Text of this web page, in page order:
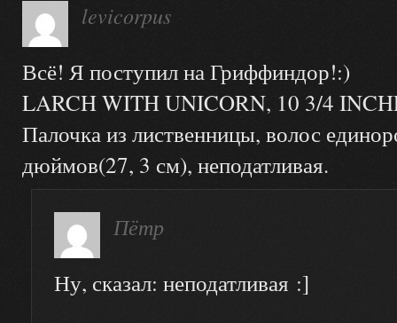
levicorpus
Всё! Я поступил на Гриффиндор!:)
LARCH WITH UNICORN, 10 3/4
Палочка из лиственницы, волос
дюймов(27, 3 см), неподатливая.
Пётр
Ну, сказал: неподатливая :]